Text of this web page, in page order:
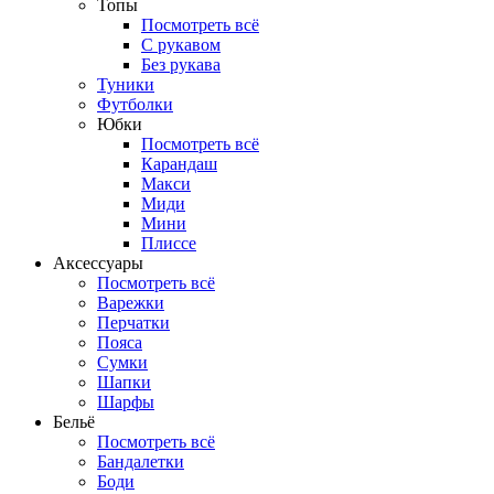
Топы
Посмотреть всё
C рукавом
Без рукава
Туники
Футболки
Юбки
Посмотреть всё
Карандаш
Макси
Миди
Мини
Плиссе
Аксессуары
Посмотреть всё
Варежки
Перчатки
Пояса
Сумки
Шапки
Шарфы
Бельё
Посмотреть всё
Бандалетки
Боди